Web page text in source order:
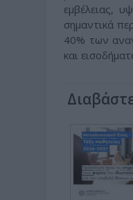
εμβέλειας,
σημαντικά
40% των
και